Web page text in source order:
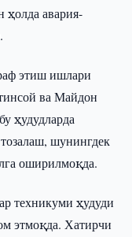
ҳолда авария-
этиш ишлари
ва Майдон
ҳудудларда
шунингдек
оширилмоқда.
техникуми ҳудуди
этмоқда. Хатирчи